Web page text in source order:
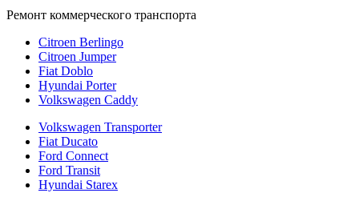
Ремонт коммерческого транспорта
Citroen Berlingo
Citroen Jumper
Fiat Doblo
Hyundai Porter
Volkswagen Caddy
Volkswagen Transporter
Fiat Ducato
Ford Connect
Ford Transit
Hyundai Starex